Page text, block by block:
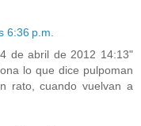
6:36 p.m.
de abril de 2012 14:13"
lo que dice pulpoman
rato, cuando vuelvan a